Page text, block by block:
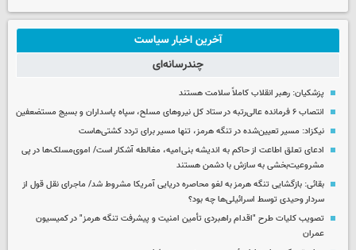
آخرین اخبار سیاست
چندرسانه‌ای
پزشکیان: رهبر انقلاب کاملاً سلامت هستند
انتصاب ۶ فرمانده عالی‌رتبه در ستاد کل نیروهای مسلح، سپاه پاسداران و بسیج مستضعفین
نیکزاد: مسیر تعیین‌شده در تنگه هرمز، تنها مسیر برای تردد کشتی‌هاست
ادعای تعلق اطاعت از حاکم به اندیشه بنی‌امیه، مغالطه آشکار است/ اموی‌مسلک‌ها در پی
مشروعیت‌بخشی به سازش با دشمن هستند
بقائی: بازگشایی تنگه هرمز به لغو محاصره دریایی آمریکا مشروط شد/ ماجرای نقل قول از
سردار وحیدی توسط اسرائیلی‌ها چه بود؟
تصویب کلیات طرح "اقدام راهبردی تأمین امنیت و پیشرفت تنگه هرمز" در کمیسیون
عمران